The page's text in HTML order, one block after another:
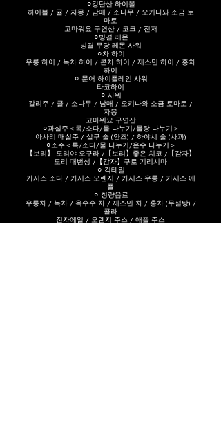
⚪︎강탄산 하이볼
하이볼 / 귤 / 자몽 / 남매 / 소나무 / 오키나와 소금 토
마토
고마워요 구연산 / 코크 / 진저
⚪︎빙결 레몬
빙결 무당 레몬 사워
⚪︎차 하이
우롱 하이 / 녹차 하이 / 콘차 하이 / 재스민 하이 / 홍차
하이
⚪︎ 문어 하이플레인 사워
타코하이
⚪︎ 사워
갈리주 / 귤 / 소나무 / 남매 / 오키나와 소금 토마토 /
자몽
고마워요 구연산
⚪︎과실주＜록/소다/물 나누기/물탕 나누기＞
아사리 매실주 / 살구 술 (안즈) / 하야시 술 (사과)
⚪︎소주＜록/소다/물 나누기/온수 나누기＞
【보리】 도리야 오구라 /【보리】좋은 치코 /【감자】
도리 대번성 /【감자】구로 기리시마
⚪︎ 칵테일
카시스 소다 / 카시스 오렌지 / 카시스 우롱 / 카시스 애
플
⚪︎ 청량음료
우롱차 / 녹차 / 옥수수 차 / 재스민 차 / 홍차 (무설탕) /
콜라
진자에일 / 오렌지 주스 / 애플 주스